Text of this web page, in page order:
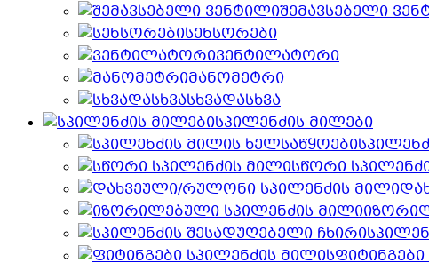
შემავსებელი
სენსორები
ვენტილატორი
მანომეტრი
სხვადასხვა
სპილენძის მილები
სწორი